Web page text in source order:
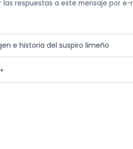
las respuestas a este mensaje por e-